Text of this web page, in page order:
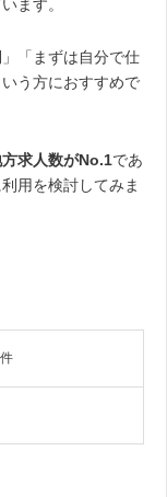
ます。
「まずは自分で仕
う方におすすめで
求人数がNo.1であ
用を検討してみま